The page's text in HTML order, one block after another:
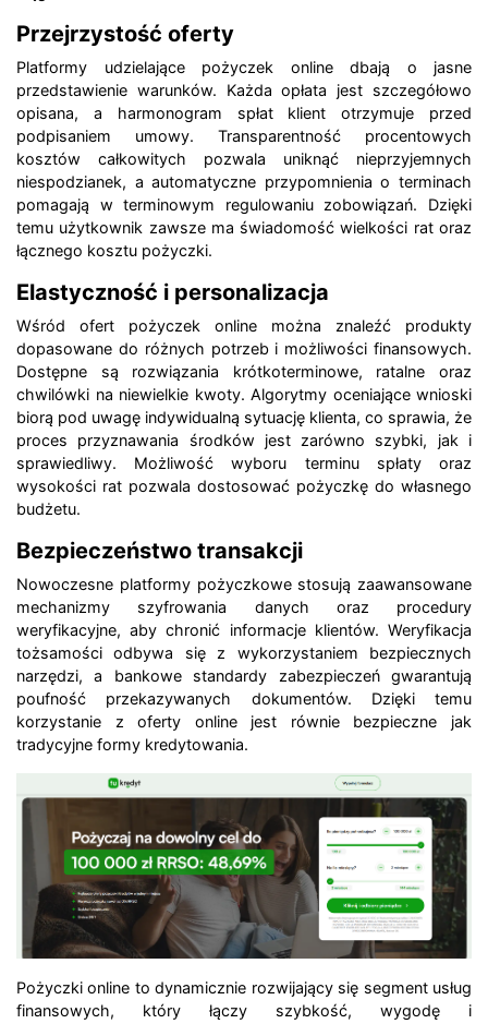
Przejrzystość oferty
Platformy udzielające pożyczek online dbają o jasne
przedstawienie warunków. Każda opłata jest szczegółowo
opisana, a harmonogram spłat klient otrzymuje przed
podpisaniem umowy. Transparentność procentowych
kosztów całkowitych pozwala uniknąć nieprzyjemnych
niespodzianek, a automatyczne przypomnienia o terminach
pomagają w terminowym regulowaniu zobowiązań. Dzięki
temu użytkownik zawsze ma świadomość wielkości rat oraz
łącznego kosztu pożyczki.
Elastyczność i personalizacja
Wśród ofert pożyczek online można znaleźć produkty
dopasowane do różnych potrzeb i możliwości finansowych.
Dostępne są rozwiązania krótkoterminowe, ratalne oraz
chwilówki na niewielkie kwoty. Algorytmy oceniające wnioski
biorą pod uwagę indywidualną sytuację klienta, co sprawia, że
proces przyznawania środków jest zarówno szybki, jak i
sprawiedliwy. Możliwość wyboru terminu spłaty oraz
wysokości rat pozwala dostosować pożyczkę do własnego
budżetu.
Bezpieczeństwo transakcji
Nowoczesne platformy pożyczkowe stosują zaawansowane
mechanizmy szyfrowania danych oraz procedury
weryfikacyjne, aby chronić informacje klientów. Weryfikacja
tożsamości odbywa się z wykorzystaniem bezpiecznych
narzędzi, a bankowe standardy zabezpieczeń gwarantują
poufność przekazywanych dokumentów. Dzięki temu
korzystanie z oferty online jest równie bezpieczne jak
tradycyjne formy kredytowania.
Pożyczki online to dynamicznie rozwijający się segment usług
finansowych, który łączy szybkość, wygodę i